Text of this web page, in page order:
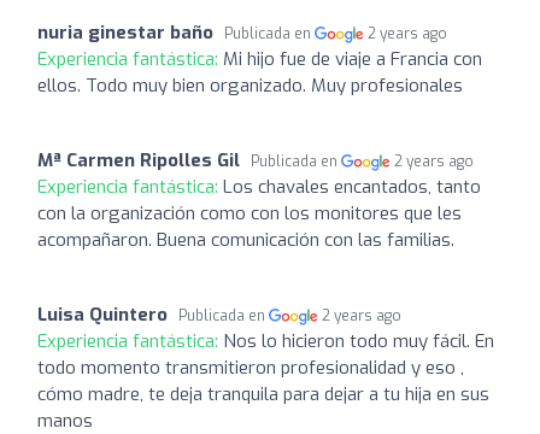
nuria ginestar baño Publicada en 2 years ago
Experiencia fantástica: Mi hijo fue de viaje a Francia con
ellos. Todo muy bien organizado. Muy profesionales
Mª Carmen Ripolles Gil Publicada en 2 years ago
Experiencia fantástica: Los chavales encantados, tanto
con la organización como con los monitores que les
acompañaron. Buena comunicación con las familias.
Luisa Quintero Publicada en 2 years ago
Experiencia fantástica: Nos lo hicieron todo muy fácil. En
todo momento transmitieron profesionalidad y eso ,
cómo madre, te deja tranquila para dejar a tu hija en sus
manos